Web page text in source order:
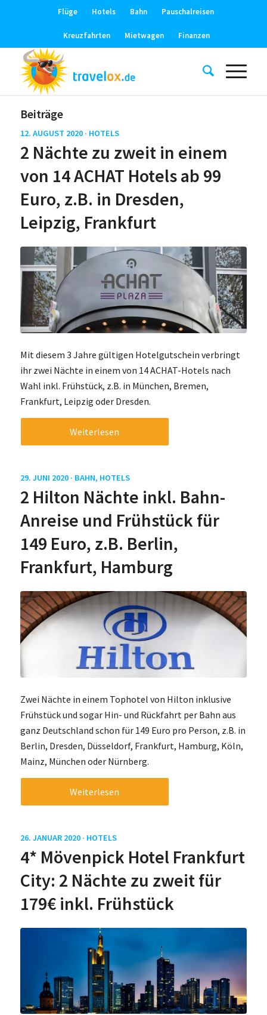
Flüge Hotels Bahn Pauschalreisen
Kreuzfahrten Mietwagen Finanzen
Beiträge
12. AUGUST 2020 · HOTELS
2 Nächte zu zweit in einem
von 14 ACHAT Hotels ab 99
Euro, z.B. in Dresden,
Leipzig, Frankfurt
Mit diesem 3 Jahre gültigen Hotelgutschein verbringt
ihr zwei Nächte in einem von 14 ACHAT-Hotels nach
Wahl inkl. Frühstück, z.B. in München, Bremen,
Frankfurt, Leipzig oder Dresden.
Weiterlesen
29. JUNI 2020 · BAHN, HOTELS
2 Hilton Nächte inkl. Bahn-
Anreise und Frühstück für
149 Euro, z.B. Berlin,
Frankfurt, Hamburg
Zwei Nächte in einem Tophotel von Hilton inklusive
Frühstück und sogar Hin- und Rückfahrt per Bahn aus
ganz Deutschland schon für 149 Euro pro Person, z.B. in
Berlin, Dresden, Düsseldorf, Frankfurt, Hamburg, Köln,
Mainz, München oder Nürnberg.
Weiterlesen
26. JANUAR 2020 · HOTELS
4* Mövenpick Hotel Frankfurt
City: 2 Nächte zu zweit für
179€ inkl. Frühstück